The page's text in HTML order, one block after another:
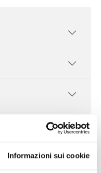
Informazioni sui cookie